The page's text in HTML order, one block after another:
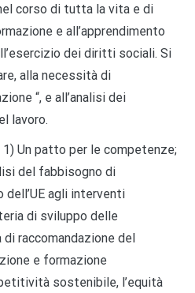
corso di tutta la vita e di
e all’apprendimento
dei diritti sociali. Si
alla necessità di
“, e all’analisi dei
lavoro.
1) Un patto per le competenze;
del fabbisogno di
agli interventi
di sviluppo delle
raccomandazione del
e formazione
sostenibile, l’equità